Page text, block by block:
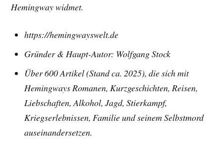
Hemingway widmet.
https://hemingwayswelt.de
Gründer & Haupt-Autor: Wolfgang Stock
Über 600 Artikel (Stand ca. 2025), die sich mit
Hemingways Romanen, Kurzgeschichten, Reisen,
Liebschaften, Alkohol, Jagd, Stierkampf,
Kriegserlebnissen, Familie und seinem Selbstmord
auseinandersetzen.